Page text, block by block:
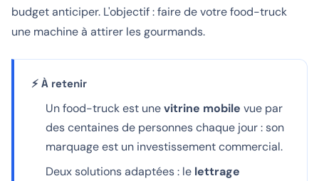
budget anticiper. L'objectif : faire de votre food-truck
une machine à attirer les gourmands.
⚡ À retenir
Un food-truck est unevitrine mobile vue par
des centaines de personnes chaque jour : son
marquage est un investissement commercial.
Deux solutions adaptées : le lettrage